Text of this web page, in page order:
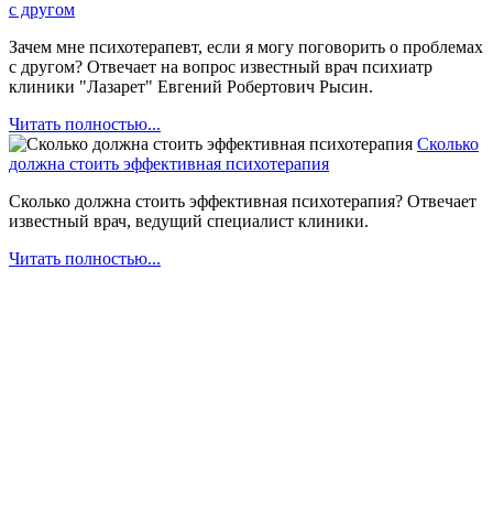
с другом
Зачем мне психотерапевт, если я могу поговорить о проблемах
с другом? Отвечает на вопрос известный врач психиатр
клиники "Лазарет" Евгений Робертович Рысин.
Читать полностью...
Сколько
должна стоить эффективная психотерапия
Сколько должна стоить эффективная психотерапия? Отвечает
известный врач, ведущий специалист клиники.
Читать полностью...